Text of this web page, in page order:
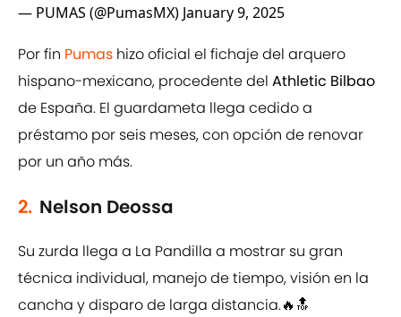
— PUMAS (@PumasMX) January 9, 2025
Por fin Pumas hizo oficial el fichaje del arquero
hispano-mexicano, procedente del Athletic Bilbao
de España. El guardameta llega cedido a
préstamo por seis meses, con opción de renovar
por un año más.
2. Nelson Deossa
Su zurda llega a La Pandilla a mostrar su gran
técnica individual, manejo de tiempo, visión en la
cancha y disparo de larga distancia.🔥🔝